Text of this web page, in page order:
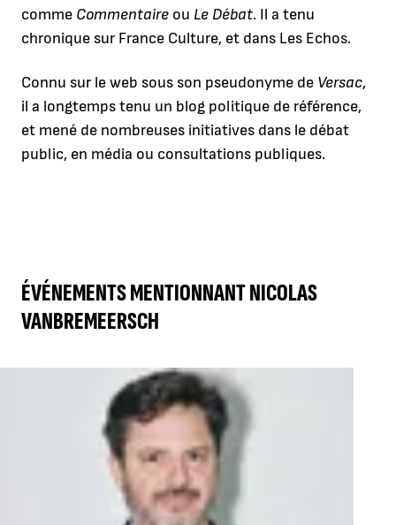
comme Commentaire ou Le Débat. Il a tenu
chronique sur France Culture, et dans Les Echos.
Connu sur le web sous son pseudonyme de Versac,
il a longtemps tenu un blog politique de référence,
et mené de nombreuses initiatives dans le débat
public, en média ou consultations publiques.
ÉVÉNEMENTS MENTIONNANT NICOLAS
VANBREMEERSCH